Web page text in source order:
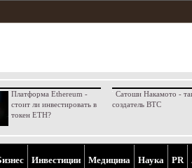
Платформа Ethereum -
стоит ли инвестировать в
токен ETH?
Сатоши Накамото -
создатель BTC
Инвестиции Медицина Наука PR